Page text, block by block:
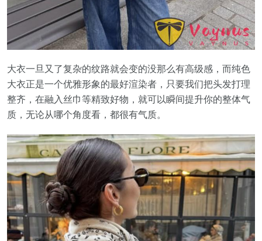
大衣一旦又了复杂的纹路就会变的没那么有高级感，而纯色
大衣正是一个优雅形象的最好渲染者，只要我们把头发打理
整齐，在融入丝巾等精致好物，就可以瞬间提升你的整体气
质，无论从哪个角度看，都很有气质。